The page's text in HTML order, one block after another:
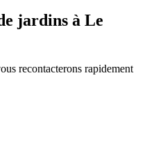
jardins à Le
recontacterons rapidement